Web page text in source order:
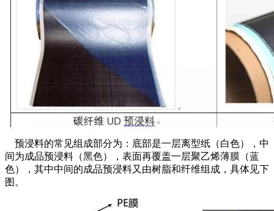
预浸料的常见组成部分为：底部是一层离型纸（白色），中
间为成品预浸料（黑色），表面再覆盖一层聚乙烯薄膜（蓝
色），其中中间的成品预浸料又由树脂和纤维组成，具体见下
图。